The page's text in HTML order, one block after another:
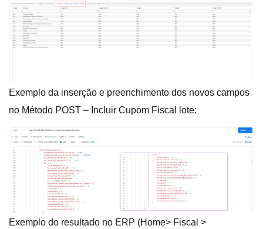
Exemplo da inserção e preenchimento dos novos campos
no Método POST – Incluir Cupom Fiscal lote:
Exemplo do resultado no ERP (Home> Fiscal >